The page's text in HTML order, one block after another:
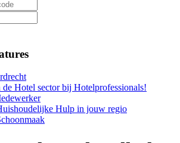
Hotel sector bij Hotelprofessionals!
Hulp in jouw regio